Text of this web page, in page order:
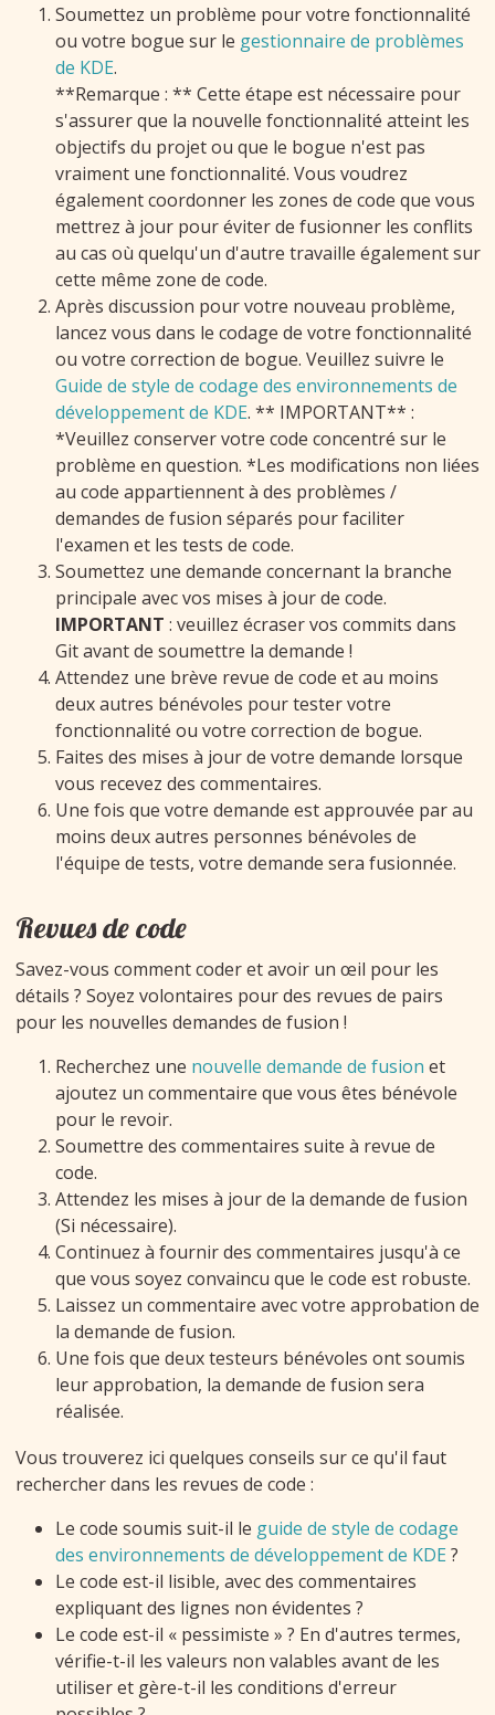
Soumettez un problème pour votre fonctionnalité
ou votre bogue sur le gestionnaire de problèmes
de KDE.
**Remarque : ** Cette étape est nécessaire pour
s'assurer que la nouvelle fonctionnalité atteint les
objectifs du projet ou que le bogue n'est pas
vraiment une fonctionnalité. Vous voudrez
également coordonner les zones de code que vous
mettrez à jour pour éviter de fusionner les conflits
au cas où quelqu'un d'autre travaille également sur
cette même zone de code.
Après discussion pour votre nouveau problème,
lancez vous dans le codage de votre fonctionnalité
ou votre correction de bogue. Veuillez suivre le
Guide de style de codage des environnements de
développement de KDE. ** IMPORTANT** :
*Veuillez conserver votre code concentré sur le
problème en question. *Les modifications non liées
au code appartiennent à des problèmes /
demandes de fusion séparés pour faciliter
l'examen et les tests de code.
Soumettez une demande concernant la branche
principale avec vos mises à jour de code.
IMPORTANT : veuillez écraser vos commits dans
Git avant de soumettre la demande !
Attendez une brève revue de code et au moins
deux autres bénévoles pour tester votre
fonctionnalité ou votre correction de bogue.
Faites des mises à jour de votre demande lorsque
vous recevez des commentaires.
Une fois que votre demande est approuvée par au
moins deux autres personnes bénévoles de
l'équipe de tests, votre demande sera fusionnée.
Revues de code
Savez-vous comment coder et avoir un œil pour les
détails ? Soyez volontaires pour des revues de pairs
pour les nouvelles demandes de fusion !
Recherchez une nouvelle demande de fusion et
ajoutez un commentaire que vous êtes bénévole
pour le revoir.
Soumettre des commentaires suite à revue de
code.
Attendez les mises à jour de la demande de fusion
(Si nécessaire).
Continuez à fournir des commentaires jusqu'à ce
que vous soyez convaincu que le code est robuste.
Laissez un commentaire avec votre approbation de
la demande de fusion.
Une fois que deux testeurs bénévoles ont soumis
leur approbation, la demande de fusion sera
réalisée.
Vous trouverez ici quelques conseils sur ce qu'il faut
rechercher dans les revues de code :
Le code soumis suit-il le guide de style de codage
des environnements de développement de KDE?
Le code est-il lisible, avec des commentaires
expliquant des lignes non évidentes ?
Le code est-il « pessimiste » ? En d'autres termes,
vérifie-t-il les valeurs non valables avant de les
utiliser et gère-t-il les conditions d'erreur